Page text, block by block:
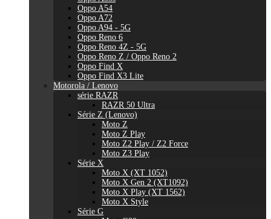
Oppo A54
Oppo A72
Oppo A94 - 5G
Oppo Reno 6
Oppo Reno 4Z - 5G
Oppo Reno Z / Oppo Reno 2
Oppo Find X
Oppo Find X3 Lite
Motorola / Lenovo
série RAZR
RAZR 50 Ultra
Série Z (Lenovo)
Moto Z
Moto Z Play
Moto Z2 Play / Z2 Force
Moto Z3 Play
Série X
Moto X (XT 1052)
Moto X Gen 2 (XT1092)
Moto X Play (XT 1562)
Moto X Style
Série G